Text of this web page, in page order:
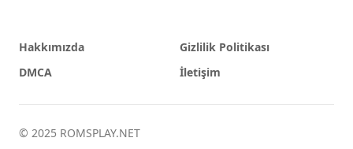
Hakkımızda
Gizlilik Politikası
DMCA
İletişim
© 2025 ROMSPLAY.NET